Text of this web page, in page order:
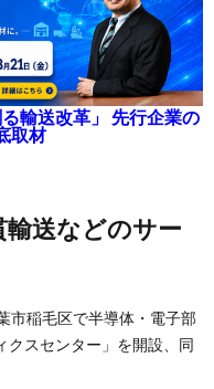
輸送改革」 先行企業の
取材
市稲毛区で半導体・電子部
クスセンター」を開設、同